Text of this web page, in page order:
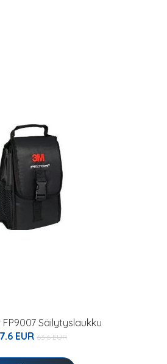
FP9007 Säilytyslaukku
EUR 63.6 EUR